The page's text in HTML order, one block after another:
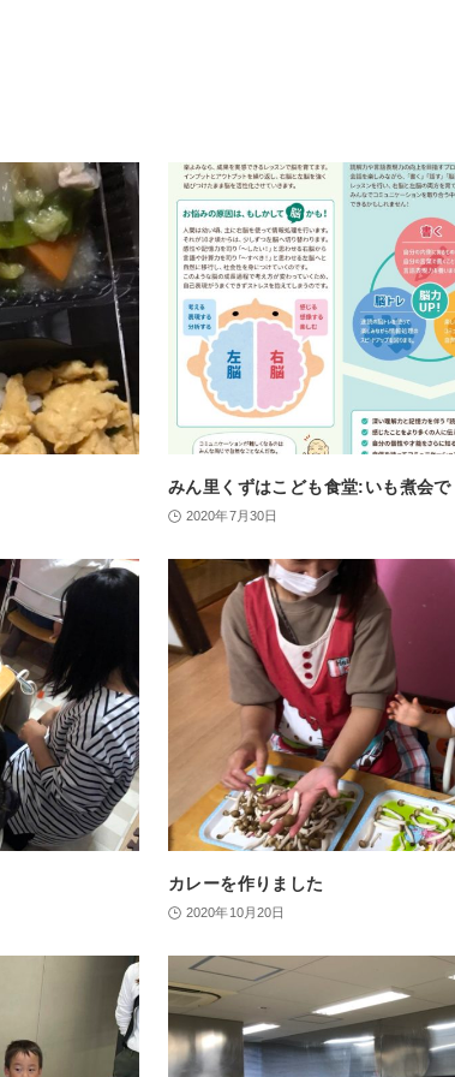
みん里くずはこども食堂:いも煮会で
2020年7月30日
カレーを作りました
2020年10月20日